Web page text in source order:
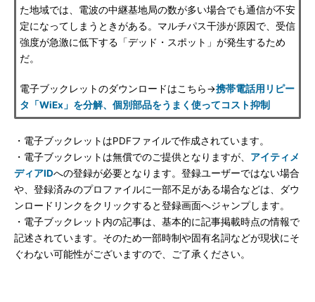
た地域では、電波の中継基地局の数が多い場合でも通信が不安
定になってしまうときがある。マルチパス干渉が原因で、受信
強度が急激に低下する「デッド・スポット」が発生するため
だ。
電子ブックレットのダウンロードはこちら→携帯電話用リピー
タ「WiEx」を分解、個別部品をうまく使ってコスト抑制
・電子ブックレットはPDFファイルで作成されています。
・電子ブックレットは無償でのご提供となりますが、 アイティメ
ディアIDへの登録が必要となります。登録ユーザーではない場合
や、登録済みのプロファイルに一部不足がある場合などは、ダウ
ンロードリンクをクリックすると登録画面へジャンプします。
・電子ブックレット内の記事は、基本的に記事掲載時点の情報で
記述されています。そのため一部時制や固有名詞などが現状にそ
ぐわない可能性がございますので、ご了承ください。